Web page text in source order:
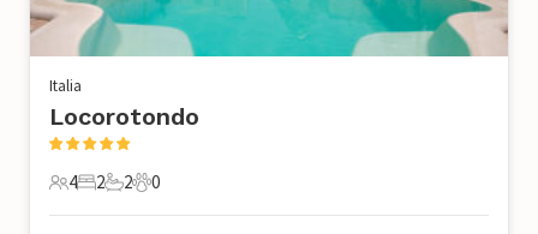
Italia
Locorotondo
4 Ospiti
4
2 Camere da letto
2
2 Bagni
2
0 Animali domestici
0